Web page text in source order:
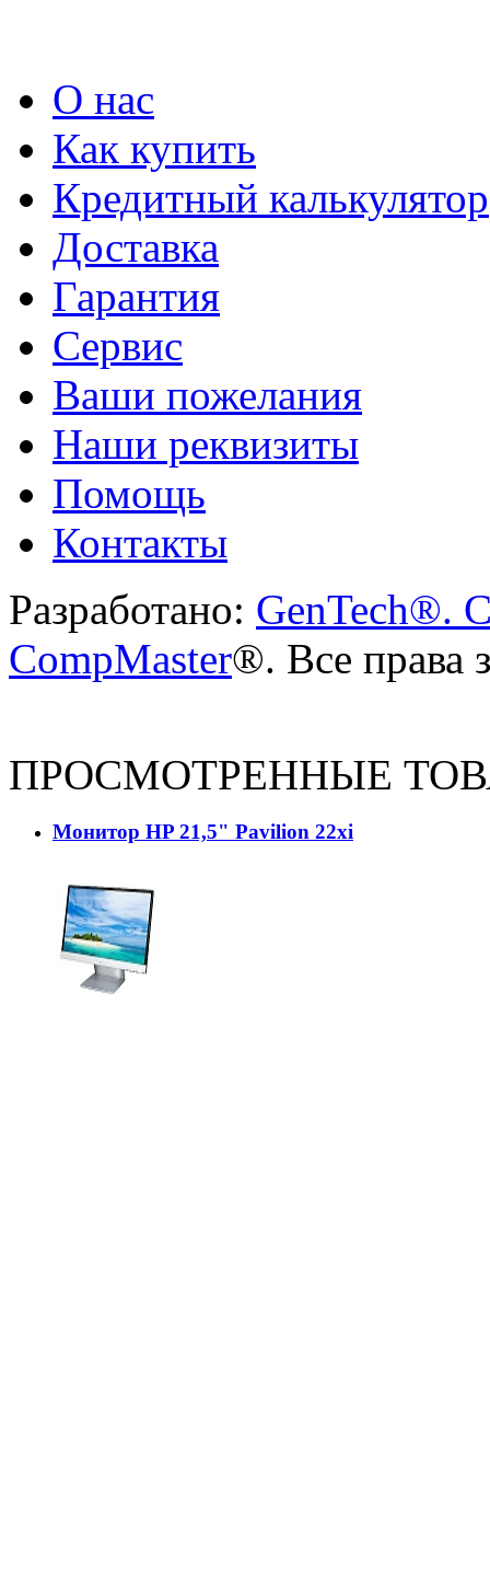
О нас
Как купить
Кредитный калькулятор
Доставка
Гарантия
Сервис
Ваши пожелания
Наши реквизиты
Помощь
Контакты
Разработано: GenTech®.
CompMaster®. Все права
ПРОСМОТРЕННЫЕ
Монитор HP 21,5" Pavilion 22xi